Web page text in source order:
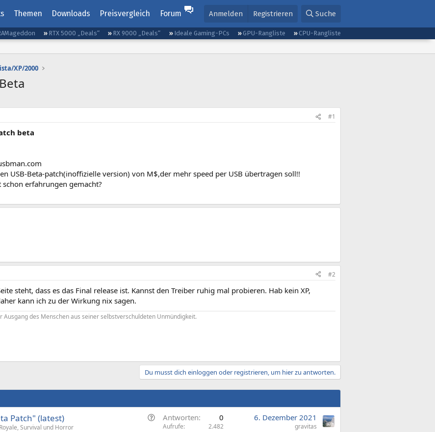
Themen Downloads Preisvergleich Forum Anmelden Registrieren Suche
RTX 5000 „Deals“ RX 9000 „Deals“ Ideale Gaming-PCs GPU-Rangliste
CPU-Rangliste
XP/2000
#1
beta
USB-Beta-patch(inoffizielle version) von M$,der mehr speed per USB übertragen soll!!
erfahrungen gemacht?
#2
steht, dass es das Final release ist. Kannst den Treiber ruhig mal probieren. Hab kein XP,
kann ich zu der Wirkung nix sagen.
Ausgang des Menschen aus seiner selbstverschuldeten Unmündigkeit.
Du musst dich einloggen oder registrieren, um hier zu antworten.
F
Patch" (latest)
Survival und Horror
Antworten 0
Aufrufe 2.482
6. Dezember 2021
gravitas